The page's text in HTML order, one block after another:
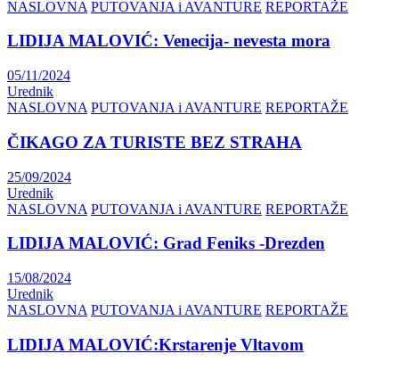
NASLOVNA PUTOVANJA i AVANTURE REPORTAŽE
LIDIJA MALOVIĆ: Venecija- nevesta mora
05/11/2024
Urednik
NASLOVNA PUTOVANJA i AVANTURE REPORTAŽE
ČIKAGO ZA TURISTE BEZ STRAHA
25/09/2024
Urednik
NASLOVNA PUTOVANJA i AVANTURE REPORTAŽE
LIDIJA MALOVIĆ: Grad Feniks -Drezden
15/08/2024
Urednik
NASLOVNA PUTOVANJA i AVANTURE REPORTAŽE
LIDIJA MALOVIĆ:Krstarenje Vltavom